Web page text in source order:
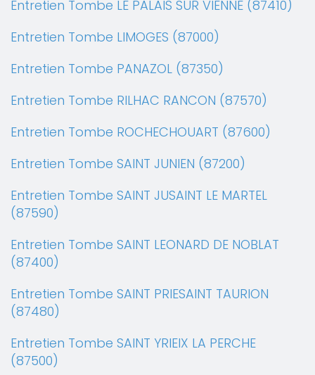
Entretien Tombe LE PALAIS SUR VIENNE (87410)
Entretien Tombe LIMOGES (87000)
Entretien Tombe PANAZOL (87350)
Entretien Tombe RILHAC RANCON (87570)
Entretien Tombe ROCHECHOUART (87600)
Entretien Tombe SAINT JUNIEN (87200)
Entretien Tombe SAINT JUSAINT LE MARTEL
(87590)
Entretien Tombe SAINT LEONARD DE NOBLAT
(87400)
Entretien Tombe SAINT PRIESAINT TAURION
(87480)
Entretien Tombe SAINT YRIEIX LA PERCHE
(87500)